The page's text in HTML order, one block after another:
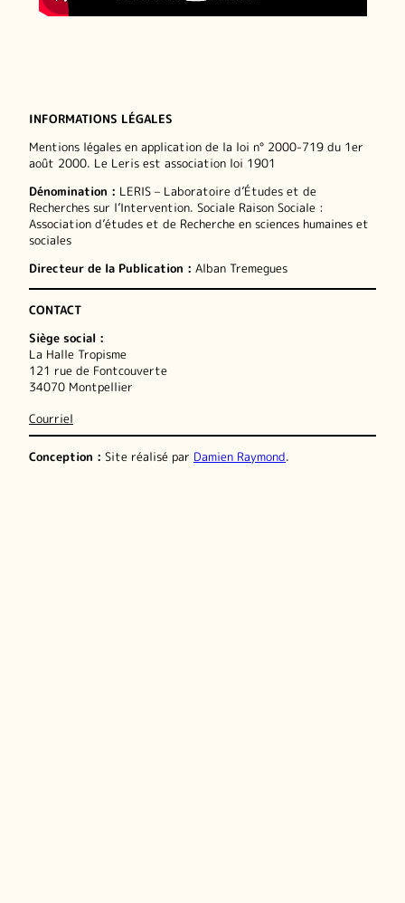
INFORMATIONS LÉGALES
Mentions légales en application de la loi n° 2000-719 du 1er
août 2000. Le Leris est association loi 1901
Dénomination : LERIS – Laboratoire d’Études et de
Recherches sur l’Intervention. Sociale Raison Sociale :
Association d’études et de Recherche en sciences humaines et
sociales
Directeur de la Publication : Alban Tremegues
CONTACT
Siège social :
La Halle Tropisme
121 rue de Fontcouverte
34070 Montpellier
Courriel
Conception : Site réalisé par Damien Raymond.